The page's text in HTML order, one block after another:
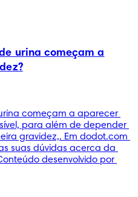
urina começam a
começam a aparecer
para além de depender
gravidez,. Em dodot.com
suas dúvidas acerca da
desenvolvido por